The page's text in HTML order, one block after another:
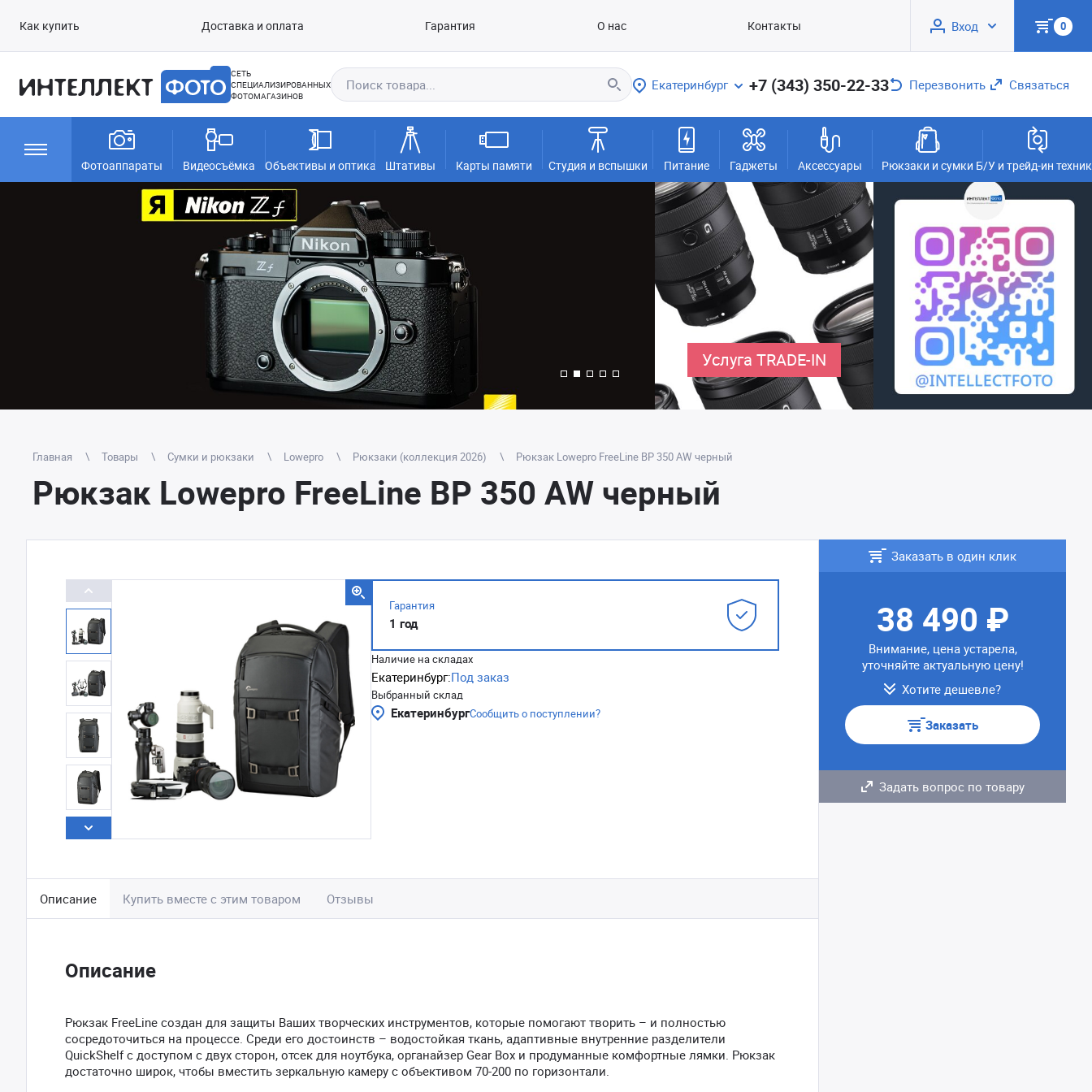
Как купить Доставка и оплата Гарантия О нас Контакты Вход 0
СЕТЬ
СПЕЦИАЛИЗИРОВАННЫХ
ФОТОМАГАЗИНОВ
Екатеринбург +7 (343) 350-22-33 Перезвонить Связаться
Фотоаппараты Видеосъёмка Объективы и оптика Штативы Карты памяти Студия и вспышки Питание Гаджеты Аксессуары Рюкзаки и сумки Б/У и трейд-ин
Услуга TRADE-IN
Главная Товары Сумки и рюкзаки Lowepro Рюкзаки (коллекция 2026) Рюкзак Lowepro FreeLine BP 350 AW черный
Рюкзак Lowepro FreeLine BP 350 AW черный
Гарантия
1 год
Наличие на складах
Екатеринбург:Под заказ
Выбранный склад
ЕкатеринбургСообщить о поступлении?
Описание Купить вместе с этим товаром Отзывы
Описание
Рюкзак FreeLine создан для защиты Ваших творческих инструментов, которые помогают творить – и полностью
сосредоточиться на процессе. Среди его достоинств – водостойкая ткань, адаптивные внутренние разделители
QuickShelf с доступом с двух сторон, отсек для ноутбука, органайзер Gear Box и продуманные комфортные лямки. Рюкзак
достаточно широк, чтобы вместить зеркальную камеру с объективом 70-200 по горизонтали.
Заказать в один клик
38 490 ₽
Внимание, цена устарела,
уточняйте актуальную цену!
Хотите дешевле?
Заказать
Задать вопрос по товару